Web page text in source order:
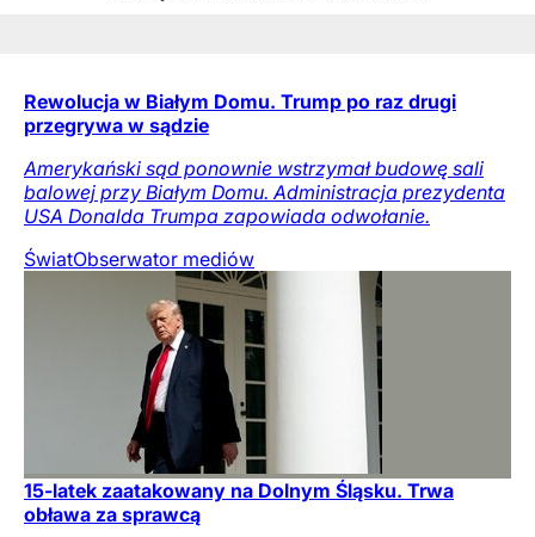
Rewolucja w Białym Domu. Trump po raz drugi
przegrywa w sądzie
Amerykański sąd ponownie wstrzymał budowę sali
balowej przy Białym Domu. Administracja prezydenta
USA Donalda Trumpa zapowiada odwołanie.
ŚwiatObserwator mediów
15-latek zaatakowany na Dolnym Śląsku. Trwa
obława za sprawcą